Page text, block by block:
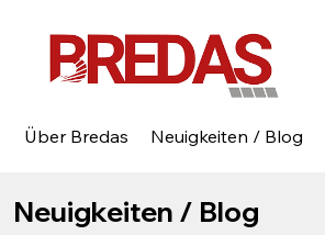
Über Bredas Neuigkeiten / Blog
Neuigkeiten / Blog